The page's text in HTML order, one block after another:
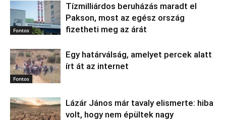
Fontos
Tízmilliárdos beruházás maradt el
Pakson, most az egész ország
fizetheti meg az árát
Fontos
Egy határválság, amelyet percek alatt
írt át az internet
Lázár János már tavaly elismerte: hiba
volt, hogy nem épültek nagy